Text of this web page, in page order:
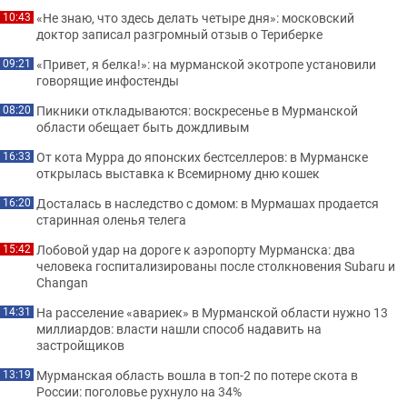
10:43 «Не знаю, что здесь делать четыре дня»: московский
доктор записал разгромный отзыв о Териберке
09:21 «Привет, я белка!»: на мурманской экотропе установили
говорящие инфостенды
08:20 Пикники откладываются: воскресенье в Мурманской
области обещает быть дождливым
16:33 От кота Мурра до японских бестселлеров: в Мурманске
открылась выставка к Всемирному дню кошек
16:20 Досталась в наследство с домом: в Мурмашах продается
старинная оленья телега
15:42 Лобовой удар на дороге к аэропорту Мурманска: два
человека госпитализированы после столкновения Subaru и
Changan
14:31 На расселение «авариек» в Мурманской области нужно 13
миллиардов: власти нашли способ надавить на
застройщиков
13:19 Мурманская область вошла в топ-2 по потере скота в
России: поголовье рухнуло на 34%